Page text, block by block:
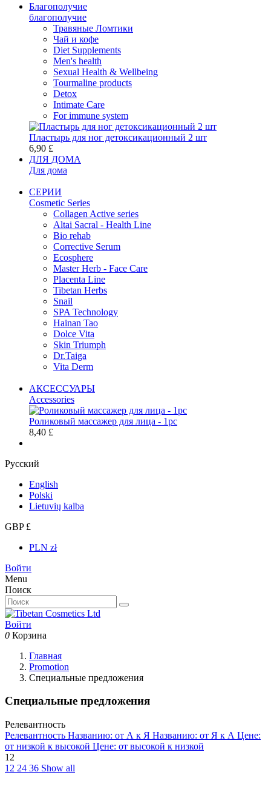
Благополучие
благополучие
Травяные Ломтики
Чай и кофе
Diet Supplements
Men's health
Sexual Health & Wellbeing
Tourmaline products
Detox
Intimate Care
For immune system
Пластырь для ног детоксикационный 2 шт
6,90 £
ДЛЯ ДОМА
Для дома
СЕРИИ
Cosmetic Series
Collagen Active series
Altai Sacral - Health Line
Bio rehab
Corrective Serum
Ecosphere
Master Herb - Face Care
Placenta Line
Tibetan Herbs
Snail
SPA Technology
Hainan Tao
Dolce Vita
Skin Triumph
Dr.Taiga
Vita Derm
АКСЕССУАРЫ
Accessories
Роликовый массажер для лица - 1pc
8,40 £
Русский
English
Polski
Lietuvių kalba
GBP £
PLN zł
Войти
Menu
Поиск
Войти
0 Корзина
Главная
Promotion
Специальные предложения
Специальные предложения
Релевантность
Релевантность Названию: от А к Я Названию: от Я к А Цене:
от низкой к высокой Цене: от высокой к низкой
12
12 24 36 Show all